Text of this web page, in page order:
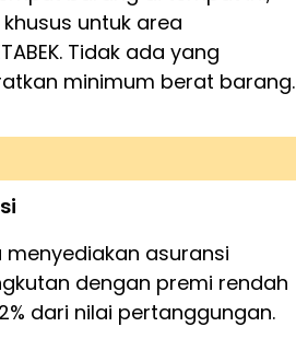
untuk area
Tidak ada yang
minimum berat barang.
menyediakan asuransi
dengan premi rendah
dari nilai pertanggungan.